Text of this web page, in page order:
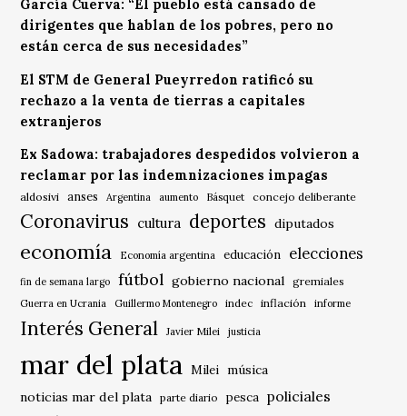
García Cuerva: “El pueblo está cansado de
dirigentes que hablan de los pobres, pero no
están cerca de sus necesidades”
El STM de General Pueyrredon ratificó su
rechazo a la venta de tierras a capitales
extranjeros
Ex Sadowa: trabajadores despedidos volvieron a
reclamar por las indemnizaciones impagas
aldosivi anses Argentina aumento Básquet concejo deliberante
Coronavirus cultura deportes diputados
economía Economía argentina educación elecciones
fin de semana largo fútbol gobierno nacional gremiales
Guerra en Ucrania Guillermo Montenegro indec inflación informe
Interés General Javier Milei justicia
mar del plata Milei música
noticias mar del plata
parte diario pesca policiales